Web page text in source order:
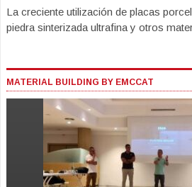
La creciente utilización de placas
piedra sinterizada ultrafina y otros
MATERIAL BUILDING BY EMCCAT